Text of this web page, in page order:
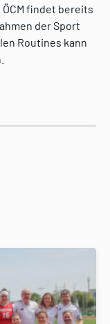
findet bereits
der Sport
Routines kann